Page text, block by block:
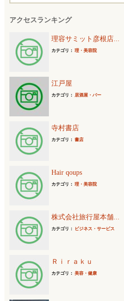
:アクセスランキング
理容サミット彦根店...
カテゴリ： 理・美容院
江戸屋
カテゴリ： 居酒屋・バー
寺村書店
カテゴリ： 書店
Hair qoups
カテゴリ： 理・美容院
株式会社旅行屋本舗...
カテゴリ： ビジネス・サービス
Ｒｉｒａｋｕ
カテゴリ： 美容・健康